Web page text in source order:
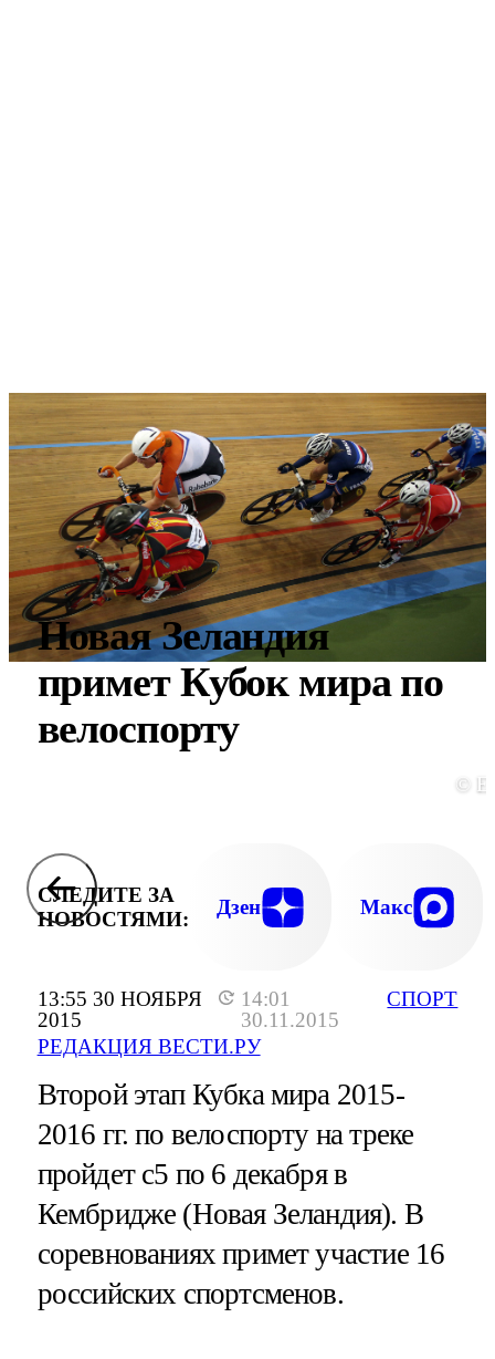
13:55 30 НОЯБРЯ
2015
14:01
30.11.2015
РЕДАКЦИЯ ВЕСТИ.РУ
СПОРТ
Новая Зеландия
примет Кубок мира по
велоспорту
©
СЛЕДИТЕ ЗА
НОВОСТЯМИ:
Дзен Макс
Второй этап Кубка мира 2015-
2016 гг. по велоспорту на треке
пройдет с5 по 6 декабря в
Кембридже (Новая Зеландия). В
соревнованиях примет участие 16
российских спортсменов.